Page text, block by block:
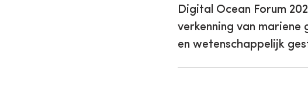
Digital Ocean Forum
verkenning van mariene
en wetenschappelijk